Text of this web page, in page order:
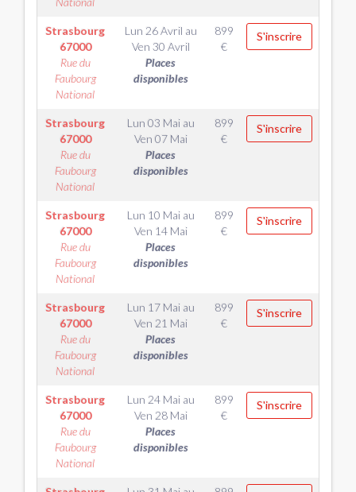
Strasbourg
67000
Rue du
Faubourg
National
Lun 26 Avril au
Ven 30 Avril
Places
disponibles
899
€
S'inscrire
Strasbourg
67000
Rue du
Faubourg
National
Lun 03 Maiau
Ven 07 Mai
Places
disponibles
899
€
S'inscrire
Strasbourg
67000
Rue du
Faubourg
National
Lun 10 Maiau
Ven 14 Mai
Places
disponibles
899
€
S'inscrire
Strasbourg
67000
Rue du
Faubourg
National
Lun 17 Maiau
Ven 21 Mai
Places
disponibles
899
€
S'inscrire
Strasbourg
67000
Rue du
Faubourg
National
Lun 24 Maiau
Ven 28 Mai
Places
disponibles
899
€
S'inscrire